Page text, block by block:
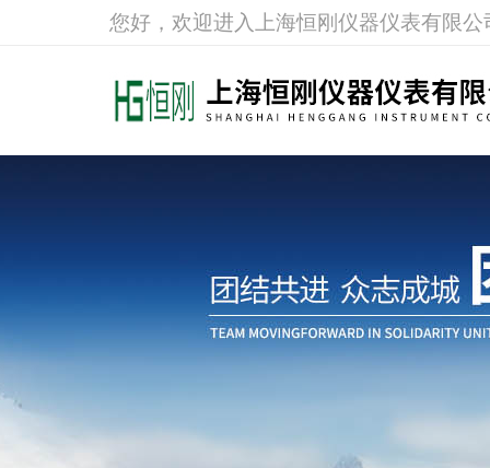
您好，欢迎进入上海恒刚仪器仪表有限公